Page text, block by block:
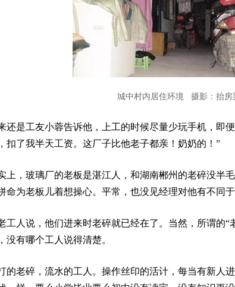
城中村内居住环境 摄影：抬房
还是工友小蓉告诉他，上工的时候尽量少玩手机，即
扣了我半天工资。这厂子比他老子都亲！奶奶的！”
上，玻璃厂的老板是湛江人，和湖南郴州的老碎没半
命为老板儿着想操心。平常，也没见经理对他有不同
工人说，他们进来时老碎就已经在了。当然，所谓的
没有哪个工人说得清楚。
的老碎，流水的工人。操作丝印的活计，每当有新人